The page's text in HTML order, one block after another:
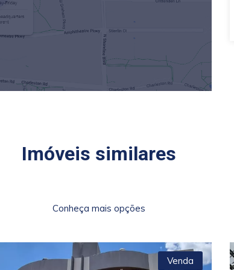
Imóveis similares
Conheça mais opções
Venda